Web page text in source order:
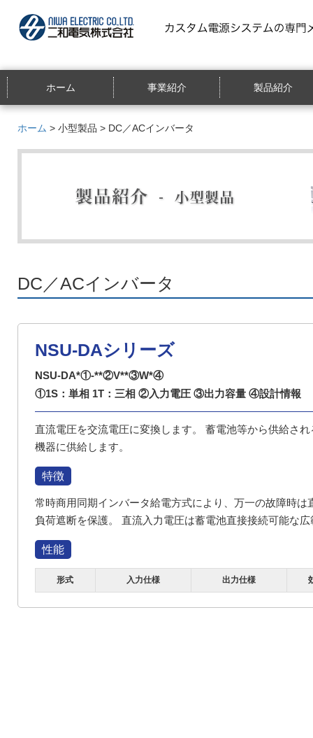
ホーム 事業紹介 製品紹介
ホーム > 小型製品 > DC／ACインバータ
DC／ACインバータ
NSU-DAシリーズ
NSU-DA*①-**②V**③W*④
①1S：単相 1T：三相 ②入力電圧 ③出力容量 ④設計情報
直流電圧を交流電圧に変換します。 蓄電池等から供給さ
機器に供給します。
特徴
常時商用同期インバータ給電方式により、万一の故障時は
負荷遮断を保護。 直流入力電圧は蓄電池直接接続可能な
性能
形式 入力仕様 出力仕様